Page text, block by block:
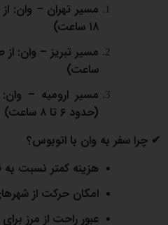
مسیر تهران – وان:
۱۸ ساعت)
مسیر تبریز – وان:
ساعت)
مسیر ارومیه –
(حدود ۶ تا ۸ ساعت)
✔ چرا سفر به وان با اتوبوس؟
هزینه کمتر نسبت به
امکان حرکت از
عبور راحت از مرز